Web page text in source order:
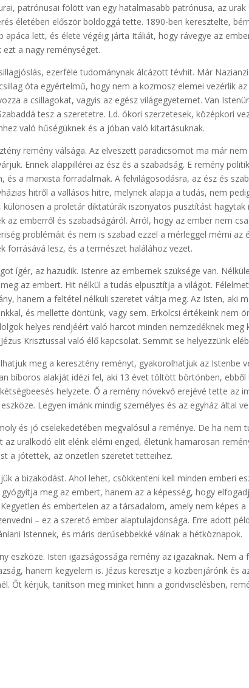
patrónusai fölött van egy hatalmasabb patrónusa, az urak
életében először boldoggá tette. 1890-ben keresztelte,
apáca lett, és élete végéig járta Itáliát, hogy rávegye az
a nagy reménységet.
ezerféle tudománynak álcázott tévhit. Már
óta egyértelmű, hogy nem a kozmosz elemei vezérlik
a csillagokat, vagyis az egész világegyetemet. Van
tesz a szeretetre. Ld. ókori szerzetesek, középkori
való hűségüknek és a jóban való kitartásuknak.
remény válsága. Az elveszett paradicsomot ma már
Ennek alappillérei az ész és a szabadság. E remény
és a marxista forradalmak. A felvilágosodásra, az ész és
hitről a vallásos hitre, melynek alapja a tudás, nem
a proletár diktatúrák iszonyatos pusztítást hagytak
az emberről és szabadságáról. Arról, hogy az ember nem
problémáit és nem is szabad ezzel a mérleggel mérni az
forrásává lesz, és a természet halálához vezet.
ígér, az hazudik. Istenre az embernek szüksége van.
az embert. Hit nélkül a tudás elpusztítja a világot.
hanem a feltétel nélküli szeretet váltja meg. Az Isten, aki
és mellette döntünk, vagy sem. Erkölcsi értékeink nem
helyes rendjéért való harcot minden nemzedéknek meg
Krisztussal való élő kapcsolat. Semmit se helyezzünk
meg a keresztény reményt, gyakorolhatjuk az Istenbe
bíboros alakját idézi fel, aki 13 évet töltött börtönben, ebből
helyzete. Ő a remény növekvő erejévé tette az
Legyen imánk mindig személyes és az egyház által
és jó cselekedetében megvalósul a reménye. De ha nem
uralkodó elit elénk elérni enged, életünk hamarosan
a jótettek, az önzetlen szeretet tetteihez.
a bizakodást. Ahol lehet, csökkenteni kell minden emberi
meg az embert, hanem az a képesség, hogy
és embertelen az a társadalom, amely nem képes
– ez a szerető ember alaptulajdonsága. Erre adott
Istennek, és máris derűsebbekké válnak a hétköznapok.
eszköze. Isten igazságossága remény az igazaknak. Nem
hanem kegyelem is. Jézus keresztje a közbenjárónk és
Őt kérjük, tanítson meg minket hinni a gondviselésben,